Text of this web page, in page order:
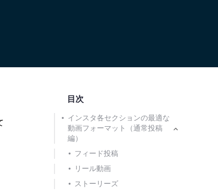
目次
インスタ各セクションの最適な
動画フォーマット（通常投稿
編）
フィード投稿
リール動画
ストーリーズ